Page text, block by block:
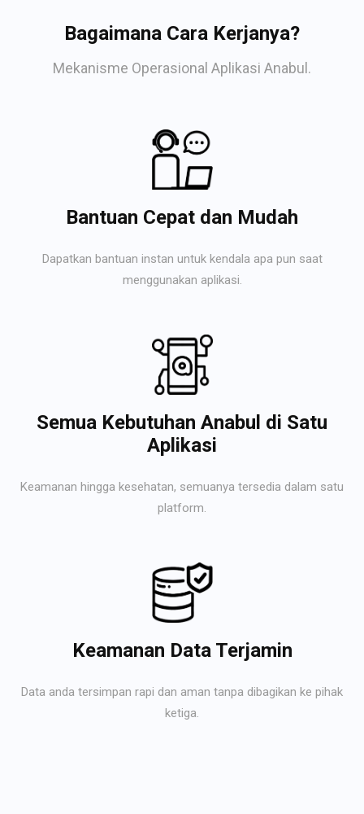
Bagaimana Cara Kerjanya?
Mekanisme Operasional Aplikasi Anabul.
Bantuan Cepat dan Mudah
Dapatkan bantuan instan untuk kendala apa pun saat
menggunakan aplikasi.
Semua Kebutuhan Anabul di Satu
Aplikasi
Keamanan hingga kesehatan, semuanya tersedia dalam satu
platform.
Keamanan Data Terjamin
Data anda tersimpan rapi dan aman tanpa dibagikan ke pihak
ketiga.